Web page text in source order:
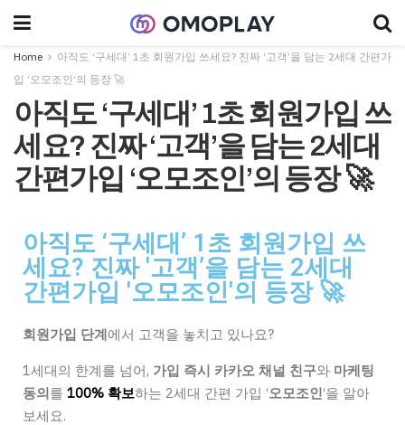
Home
아직도 ‘구세대’ 1초 회원가입 쓰세요? 진짜 ‘고객’을 담는 2세대 간편가
입 ‘오모조인’의 등장 🚀
아직도 ‘구세대’ 1초 회원가입 쓰
세요? 진짜 ‘고객’을 담는 2세대
간편가입 ‘오모조인’의 등장 🚀
아직도 ‘구세대’ 1초 회원가입 쓰
세요? 진짜 '고객’을 담는 2세대
간편가입 '오모조인'의 등장 🚀
회원가입 단계에서 고객을 놓치고 있나요?
1세대의 한계를 넘어, 가입 즉시 카카오 채널 친구와 마케팅
동의를 100% 확보하는 2세대 간편 가입 ‘오모조인‘을 알아
보세요.